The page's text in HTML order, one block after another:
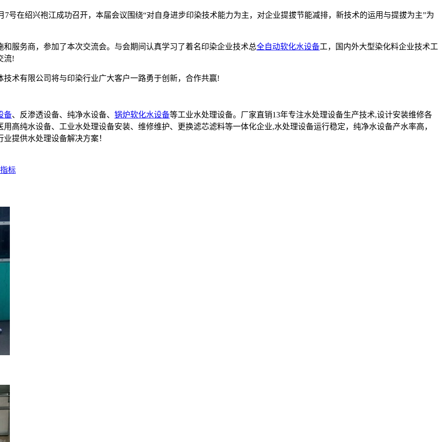
号在绍兴袍江成功召开，本届会议围绕“对自身进步印染技术能力为主，对企业提拔节能减排，新技术的运用与提拔为主”为
服务商，参加了本次交流会。与会期间认真学习了着名印染企业技术总全自动软化水设备工，国内外大型染化料企业技术工
流!
术有限公司将与印染行业广大客户一路勇于创新，合作共赢!
备、反渗透设备、纯净水设备、 锅炉软化水设备等工业水处理设备。厂家直销13年专注水处理设备生产技术,设计安装维修各
高纯水设备、工业水处理设备安装、维修维护、更换滤芯滤料等一体化企业,水处理设备运行稳定，纯净水设备产水率高，
提供水处理设备解决方案！
标